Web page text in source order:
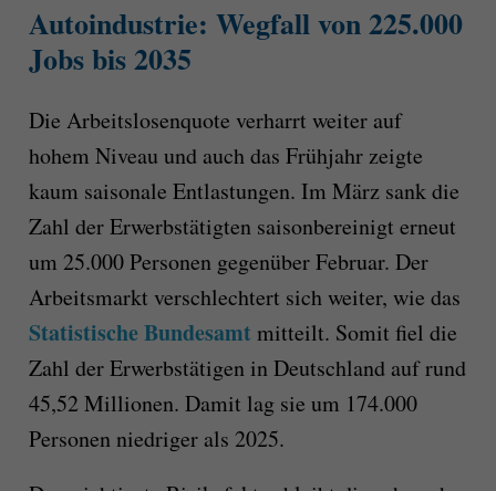
Autoindustrie: Wegfall von 225.000
Jobs bis 2035
Die Arbeitslosenquote verharrt weiter auf
hohem Niveau und auch das Frühjahr zeigte
kaum saisonale Entlastungen. Im März sank die
Zahl der Erwerbstätigten saisonbereinigt erneut
um 25.000 Personen gegenüber Februar. Der
Arbeitsmarkt verschlechtert sich weiter, wie das
Statistische Bundesamt mitteilt. Somit fiel die
Zahl der Erwerbstätigen in Deutschland auf rund
45,52 Millionen. Damit lag sie um 174.000
Personen niedriger als 2025.